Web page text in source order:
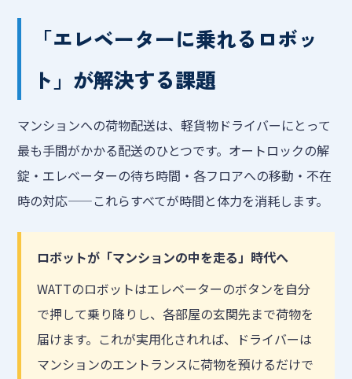
「エレベーターに乗れるロボッ
ト」が解決する課題
マンションへの荷物配送は、軽貨物ドライバーにとって
最も手間がかかる配送のひとつです。オートロックの解
錠・エレベーターの待ち時間・各フロアへの移動・不在
時の対応——これらすべてが時間と体力を消耗します。
ロボットが「マンションの中を走る」時代へ
WATTのロボットはエレベーターのボタンを自分
で押して乗り降りし、各部屋の玄関先まで荷物を
届けます。これが実用化されれば、ドライバーは
マンションのエントランスに荷物を預けるだけで